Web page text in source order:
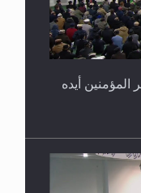
المؤمنين أيده